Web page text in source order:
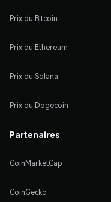
Prix du Bitcoin
Prix du Ethereum
Prix du Solana
Prix du Dogecoin
Partenaires
CoinMarketCap
CoinGecko